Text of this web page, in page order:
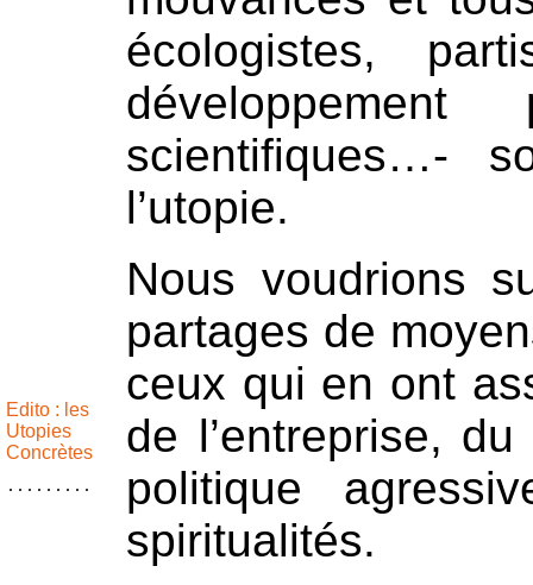
Edito : les
Utopies
Concrètes
écologistes,
développement
scientifiques…-
l’utopie.
Nous voudrions
partages de
ceux qui en ont
de l’entreprise,
politique
spiritualités.